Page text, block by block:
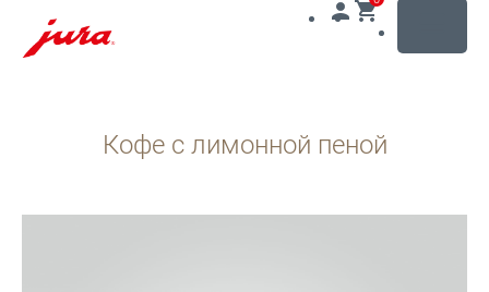
поиску
Кофе с лимонной пеной